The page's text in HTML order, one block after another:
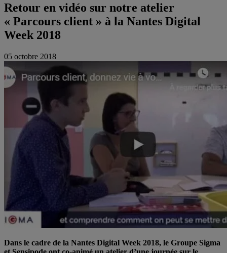
Retour en vidéo sur notre atelier
« Parcours client » à la Nantes Digital
Week 2018
05 octobre 2018
Dans le cadre de la Nantes Digital Week 2018, le Groupe Sigma